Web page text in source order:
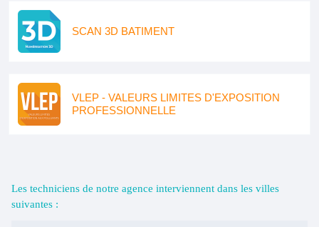
SCAN 3D BATIMENT
VLEP - VALEURS LIMITES D'EXPOSITION
PROFESSIONNELLE
Les techniciens de notre agence interviennent dans les villes
suivantes :